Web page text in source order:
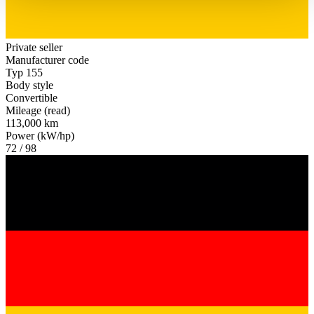
Private seller
Manufacturer code
Typ 155
Body style
Convertible
Mileage (read)
113,000 km
Power (kW/hp)
72 / 98